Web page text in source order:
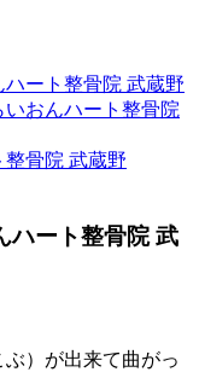
ート整骨院 武蔵野
おんハート整骨院
骨院 武蔵野
ハート整骨院 武
）が出来て曲がっ